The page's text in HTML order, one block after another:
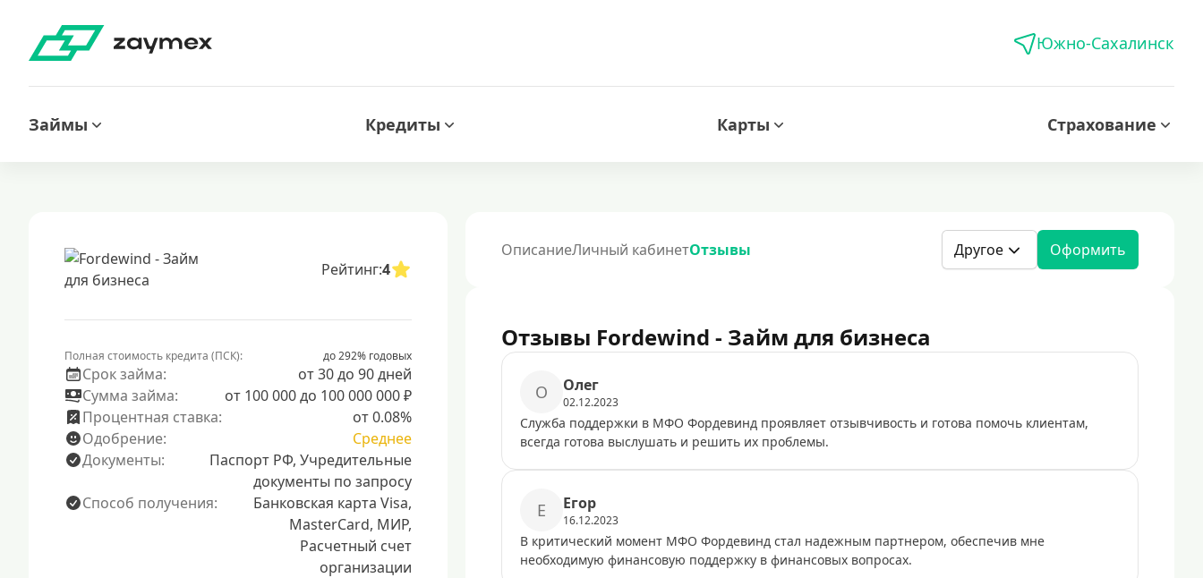
Южно-Сахалинск
Займы Кредиты Карты Страхование
Рейтинг:4
Полная стоимость кредита (ПСК): до 292% годовых
Срок займа:
от 30 до 90 дней
Сумма займа:
от 100 000 до 100 000 000 ₽
Процентная ставка:
от 0.08%
Одобрение:
Среднее
Документы:
Паспорт РФ, Учредительные
документы по запросу
Способ получения:
Банковская карта Visa,
MasterCard, МИР,
Расчетный счет
организации
ОписаниеЛичный кабинетОтзывы Другое Оформить
Отзывы Fordewind - Займ для бизнеса
О Олег
02.12.2023
Служба поддержки в МФО Фордевинд проявляет отзывчивость и готова помочь клиентам,
всегда готова выслушать и решить их проблемы.
Е Егор
16.12.2023
В критический момент МФО Фордевинд стал надежным партнером, обеспечив мне
необходимую финансовую поддержку в финансовых вопросах.